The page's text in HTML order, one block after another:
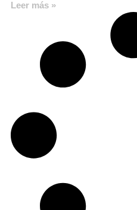
Leer más »